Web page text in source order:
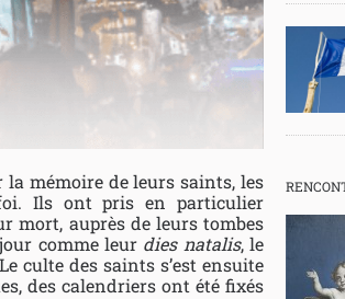
mémoire de leurs saints, les
Ils ont pris en particulier
mort, auprès de leurs tombes
comme leur dies natalis, le
culte des saints s’est ensuite
des calendriers ont été fixés